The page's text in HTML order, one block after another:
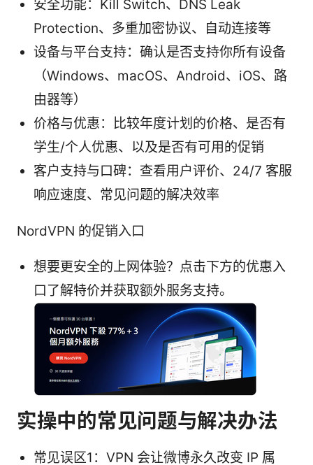
安全功能：Kill Switch、DNS Leak
Protection、多重加密协议、自动连接等
设备与平台支持：确认是否支持你所有设备
（Windows、macOS、Android、iOS、路
由器等）
价格与优惠：比较年度计划的价格、是否有
学生/个人优惠、以及是否有可用的促销
客户支持与口碑：查看用户评价、24/7 客服
响应速度、常见问题的解决效率
NordVPN 的促销入口
想要更安全的上网体验？点击下方的优惠入
口了解特价并获取额外服务支持。
实操中的常见问题与解决办法
常见误区1：VPN 会让微博永久改变 IP 属